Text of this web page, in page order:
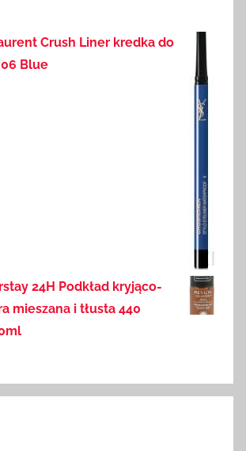
Crush Liner kredka do
Blue
24H Podkład kryjąco-
mieszana i tłusta 440